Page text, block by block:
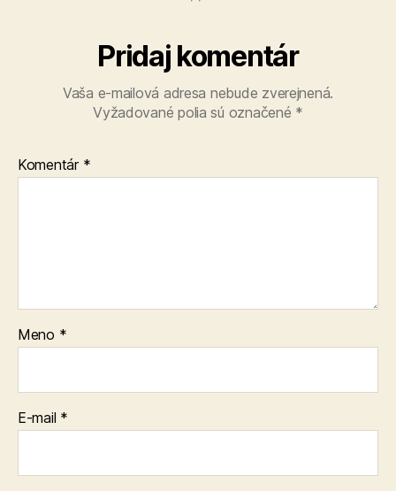
Pridaj komentár
Vaša e-mailová adresa nebude zverejnená.
Vyžadované polia sú označené *
Komentár *
Meno *
E-mail *